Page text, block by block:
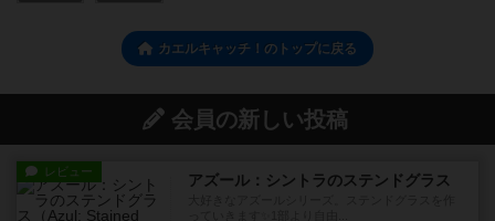
カエルキャッチ！のトップに戻る
会員の新しい投稿
レビュー アズール：シントラのステンドグラス